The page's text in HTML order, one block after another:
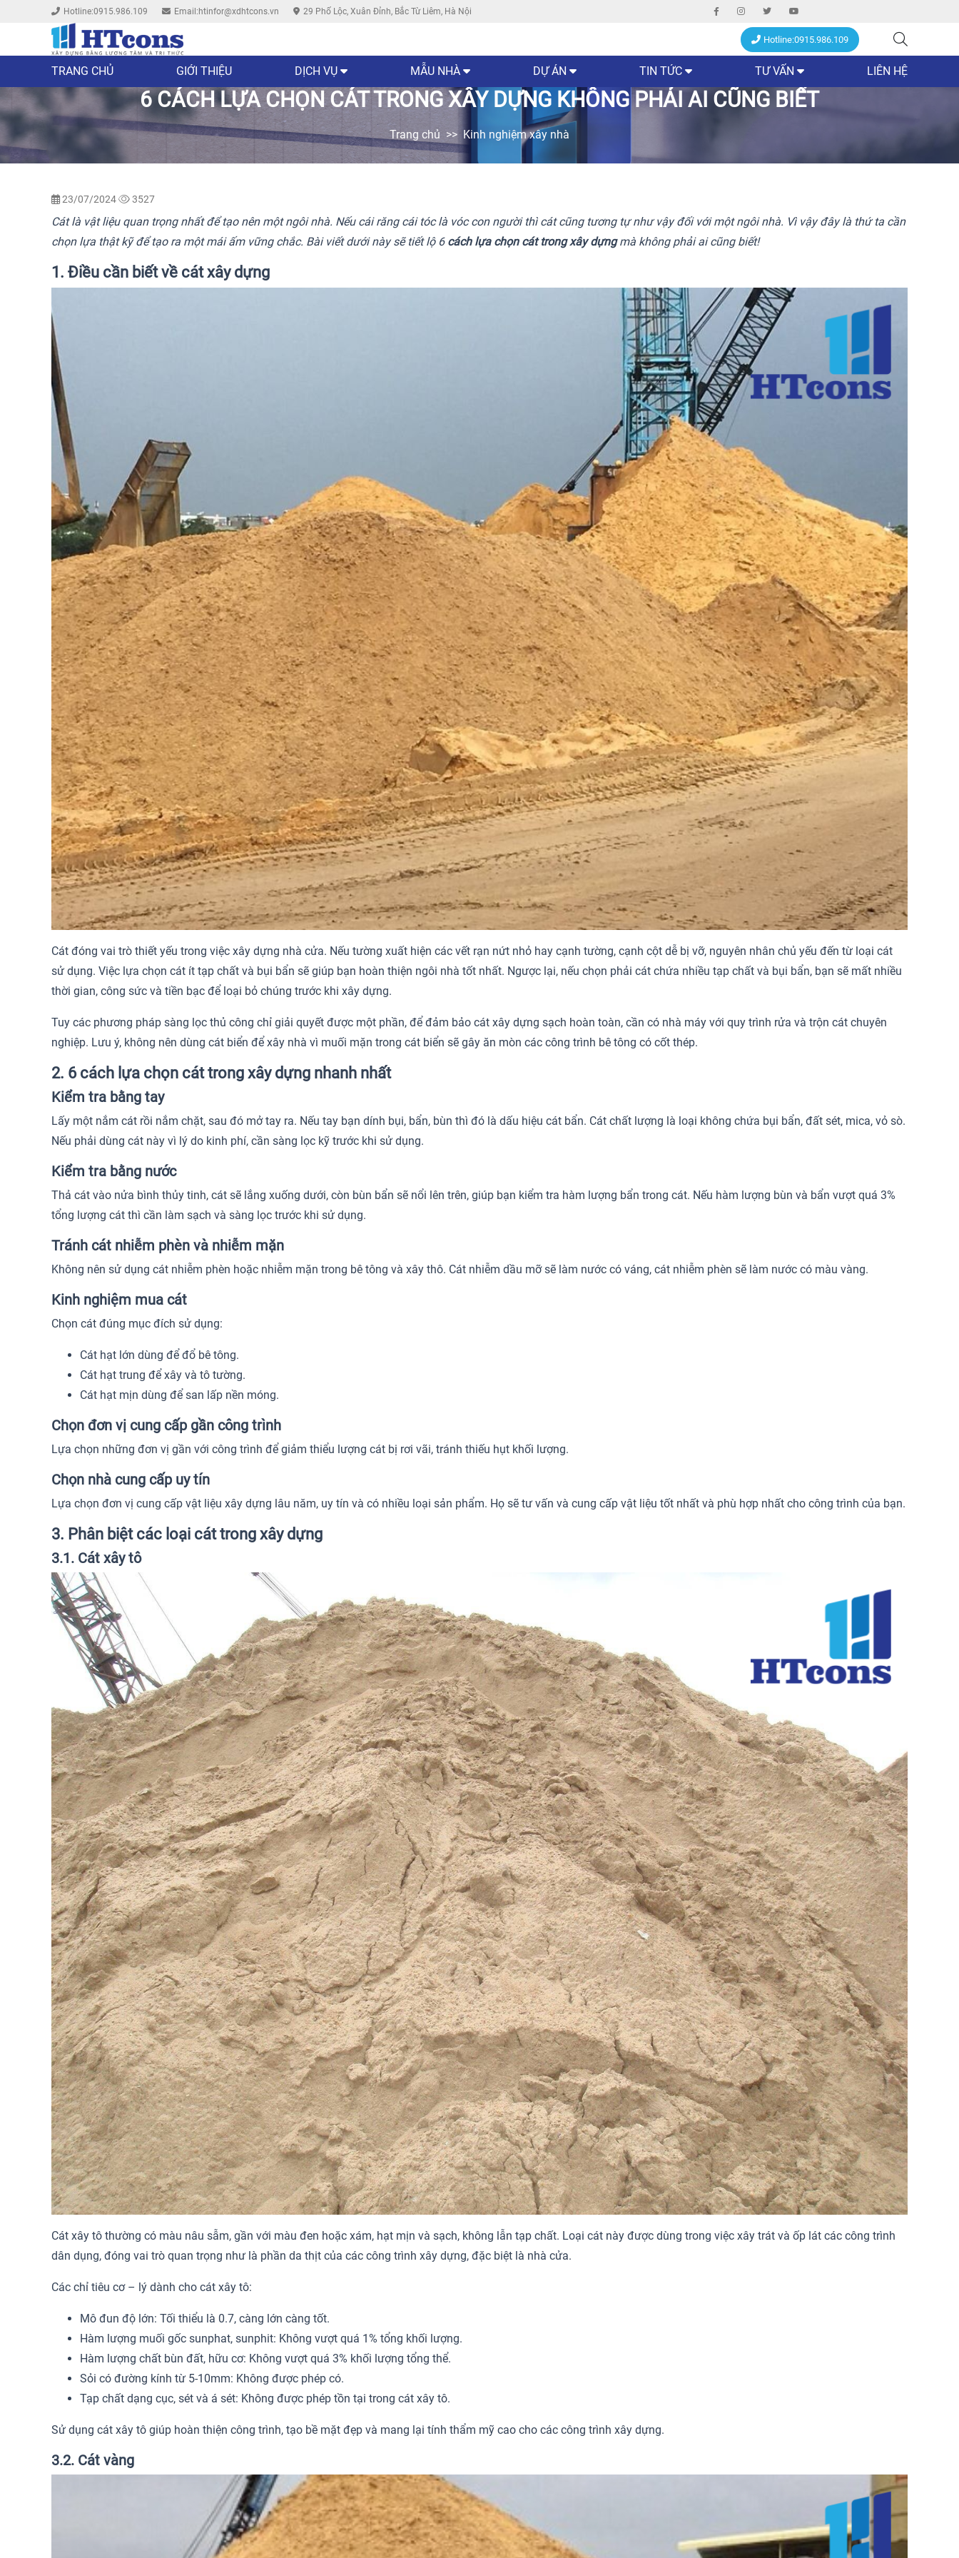
Hotline:0915.986.109 Email:htinfor@xdhtcons.vn 29 Phố Lộc, Xuân Đỉnh, Bắc Từ Liêm, Hà Nội
Hotline:0915.986.109
TRANG CHỦ GIỚI THIỆU DỊCH VỤ MẪU NHÀ DỰ ÁN TIN TỨC TƯ VẤN LIÊN HỆ
6 CÁCH LỰA CHỌN CÁT TRONG XÂY DỰNG KHÔNG PHẢI AI CŨNG BIẾT
Trang chủ Kinh nghiệm xây nhà
23/07/2024 3527
Cát là vật liệu quan trọng nhất để tạo nên một ngôi nhà. Nếu cái răng cái tóc là vóc con người thì cát cũng tương tự như vậy đối với một ngôi nhà. Vì vậy đây là thứ ta cần
chọn lựa thật kỹ để tạo ra một mái ấm vững chắc. Bài viết dưới này sẽ tiết lộ 6 cách lựa chọn cát trong xây dựngmà không phải ai cũng biết!
1. Điều cần biết về cát xây dựng
Cát đóng vai trò thiết yếu trong việc xây dựng nhà cửa. Nếu tường xuất hiện các vết rạn nứt nhỏ hay cạnh tường, cạnh cột dễ bị vỡ, nguyên nhân chủ yếu đến từ loại cát
sử dụng. Việc lựa chọn cát ít tạp chất và bụi bẩn sẽ giúp bạn hoàn thiện ngôi nhà tốt nhất. Ngược lại, nếu chọn phải cát chứa nhiều tạp chất và bụi bẩn, bạn sẽ mất nhiều
thời gian, công sức và tiền bạc để loại bỏ chúng trước khi xây dựng.
Tuy các phương pháp sàng lọc thủ công chỉ giải quyết được một phần, để đảm bảo cát xây dựng sạch hoàn toàn, cần có nhà máy với quy trình rửa và trộn cát chuyên
nghiệp. Lưu ý, không nên dùng cát biển để xây nhà vì muối mặn trong cát biển sẽ gây ăn mòn các công trình bê tông có cốt thép.
2. 6 cách lựa chọn cát trong xây dựng nhanh nhất
Kiểm tra bằng tay
Lấy một nắm cát rồi nắm chặt, sau đó mở tay ra. Nếu tay bạn dính bụi, bẩn, bùn thì đó là dấu hiệu cát bẩn. Cát chất lượng là loại không chứa bụi bẩn, đất sét, mica, vỏ sò.
Nếu phải dùng cát này vì lý do kinh phí, cần sàng lọc kỹ trước khi sử dụng.
Kiểm tra bằng nước
Thả cát vào nửa bình thủy tinh, cát sẽ lắng xuống dưới, còn bùn bẩn sẽ nổi lên trên, giúp bạn kiểm tra hàm lượng bẩn trong cát. Nếu hàm lượng bùn và bẩn vượt quá 3%
tổng lượng cát thì cần làm sạch và sàng lọc trước khi sử dụng.
Tránh cát nhiễm phèn và nhiễm mặn
Không nên sử dụng cát nhiễm phèn hoặc nhiễm mặn trong bê tông và xây thô. Cát nhiễm dầu mỡ sẽ làm nước có váng, cát nhiễm phèn sẽ làm nước có màu vàng.
Kinh nghiệm mua cát
Chọn cát đúng mục đích sử dụng:
Cát hạt lớn dùng để đổ bê tông.
Cát hạt trung để xây và tô tường.
Cát hạt mịn dùng để san lấp nền móng.
Chọn đơn vị cung cấp gần công trình
Lựa chọn những đơn vị gần với công trình để giảm thiểu lượng cát bị rơi vãi, tránh thiếu hụt khối lượng.
Chọn nhà cung cấp uy tín
Lựa chọn đơn vị cung cấp vật liệu xây dựng lâu năm, uy tín và có nhiều loại sản phẩm. Họ sẽ tư vấn và cung cấp vật liệu tốt nhất và phù hợp nhất cho công trình của bạn.
3. Phân biệt các loại cát trong xây dựng
3.1. Cát xây tô
Cát xây tô thường có màu nâu sẫm, gần với màu đen hoặc xám, hạt mịn và sạch, không lẫn tạp chất. Loại cát này được dùng trong việc xây trát và ốp lát các công trình
dân dụng, đóng vai trò quan trọng như là phần da thịt của các công trình xây dựng, đặc biệt là nhà cửa.
Các chỉ tiêu cơ – lý dành cho cát xây tô:
Mô đun độ lớn: Tối thiểu là 0.7, càng lớn càng tốt.
Hàm lượng muối gốc sunphat, sunphit: Không vượt quá 1% tổng khối lượng.
Hàm lượng chất bùn đất, hữu cơ: Không vượt quá 3% khối lượng tổng thể.
Sỏi có đường kính từ 5-10mm: Không được phép có.
Tạp chất dạng cục, sét và á sét: Không được phép tồn tại trong cát xây tô.
Sử dụng cát xây tô giúp hoàn thiện công trình, tạo bề mặt đẹp và mang lại tính thẩm mỹ cao cho các công trình xây dựng.
3.2. Cát vàng